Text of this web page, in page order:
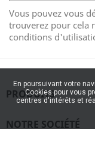
Vous pouvez vous
trouverez pour cela
conditions
PRODUITS
NOTRE SOCIÉTÉ
En poursuivant votre
Cookies pour vous
centres d'intérêts et